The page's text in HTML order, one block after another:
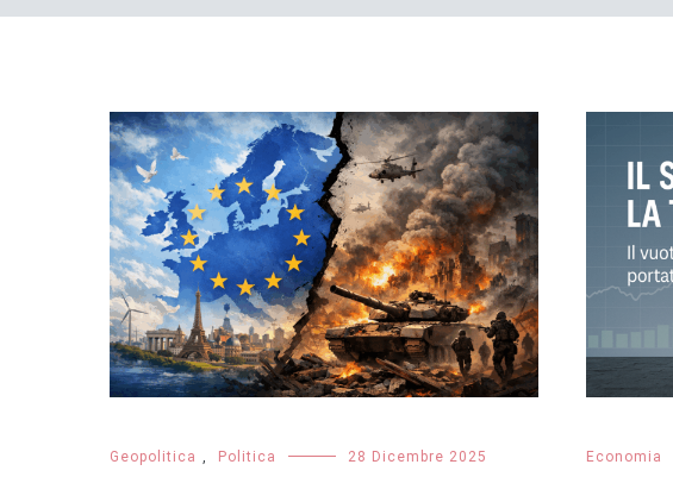
Geopolitica , Politica 28 Dicembre 2025 Economia